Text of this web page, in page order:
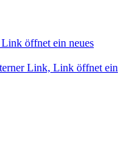
öffnet ein neues
Link, Link öffnet ein